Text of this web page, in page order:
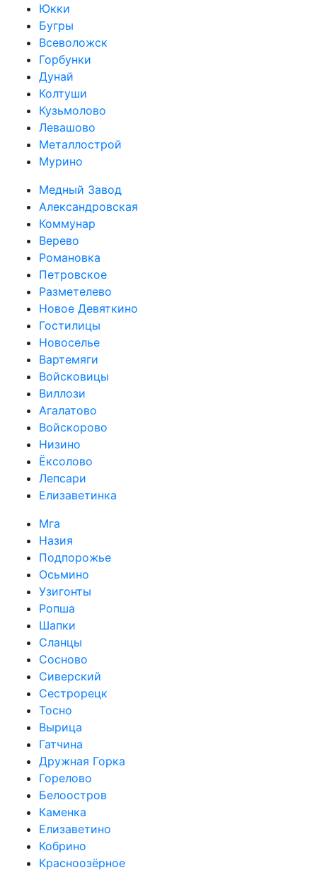
Юкки
Бугры
Всеволожск
Горбунки
Дунай
Колтуши
Кузьмолово
Левашово
Металлострой
Мурино
Медный Завод
Александровская
Коммунар
Верево
Романовка
Петровское
Разметелево
Новое Девяткино
Гостилицы
Новоселье
Вартемяги
Войсковицы
Виллози
Агалатово
Войскорово
Низино
Ёксолово
Лепсари
Елизаветинка
Мга
Назия
Подпорожье
Осьмино
Узигонты
Ропша
Шапки
Сланцы
Сосново
Сиверский
Сестрорецк
Тосно
Вырица
Гатчина
Дружная Горка
Горелово
Белоостров
Каменка
Елизаветино
Кобрино
Красноозёрное